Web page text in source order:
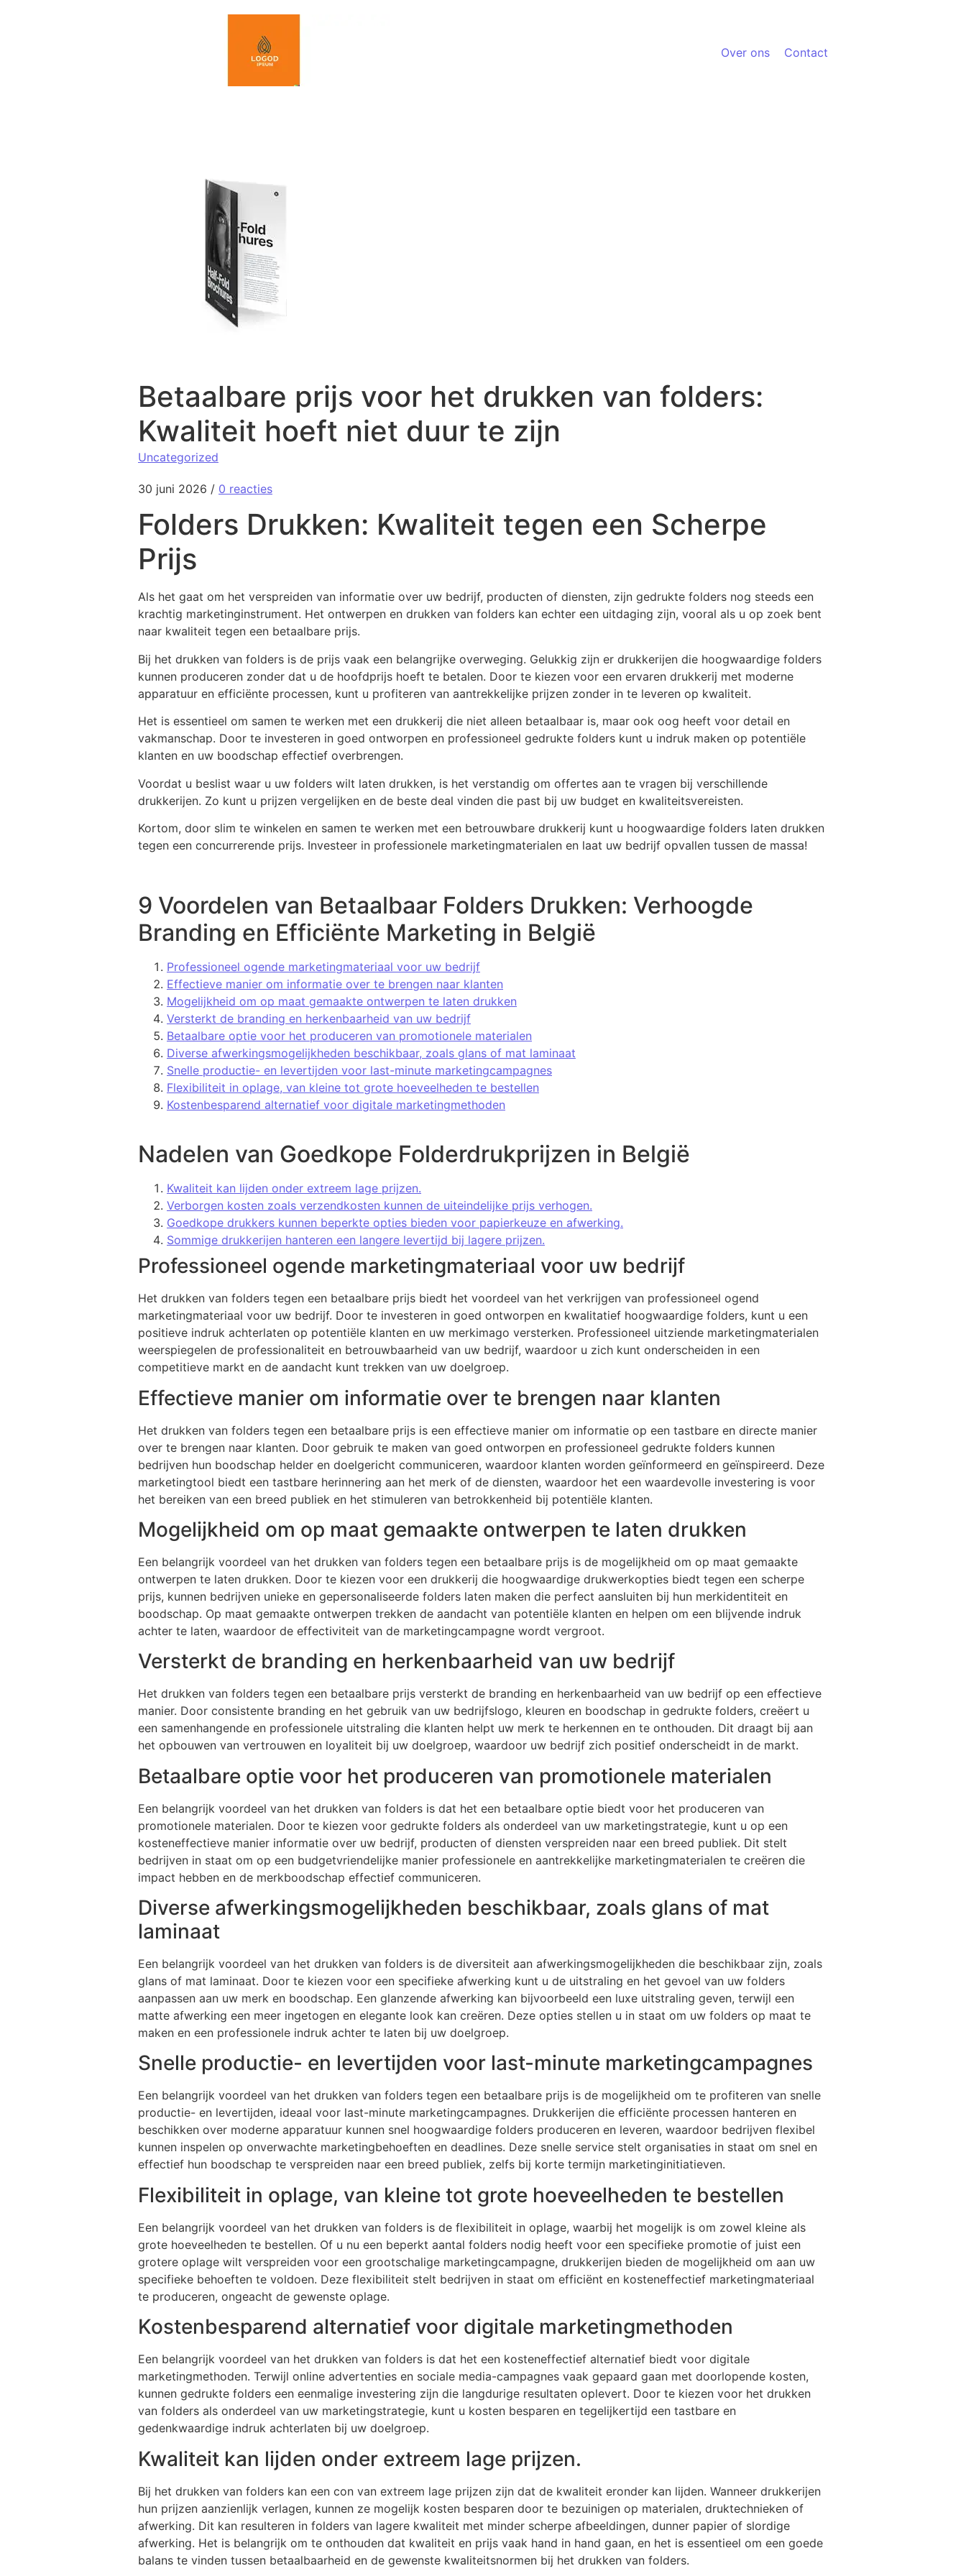
Over ons Contact
Betaalbare prijs voor het drukken van folders:
Kwaliteit hoeft niet duur te zijn
Uncategorized
30 juni 2026 / 0 reacties
Folders Drukken: Kwaliteit tegen een Scherpe
Prijs
Als het gaat om het verspreiden van informatie over uw bedrijf, producten of diensten, zijn gedrukte folders nog steeds een
krachtig marketinginstrument. Het ontwerpen en drukken van folders kan echter een uitdaging zijn, vooral als u op zoek bent
naar kwaliteit tegen een betaalbare prijs.
Bij het drukken van folders is de prijs vaak een belangrijke overweging. Gelukkig zijn er drukkerijen die hoogwaardige folders
kunnen produceren zonder dat u de hoofdprijs hoeft te betalen. Door te kiezen voor een ervaren drukkerij met moderne
apparatuur en efficiënte processen, kunt u profiteren van aantrekkelijke prijzen zonder in te leveren op kwaliteit.
Het is essentieel om samen te werken met een drukkerij die niet alleen betaalbaar is, maar ook oog heeft voor detail en
vakmanschap. Door te investeren in goed ontworpen en professioneel gedrukte folders kunt u indruk maken op potentiële
klanten en uw boodschap effectief overbrengen.
Voordat u beslist waar u uw folders wilt laten drukken, is het verstandig om offertes aan te vragen bij verschillende
drukkerijen. Zo kunt u prijzen vergelijken en de beste deal vinden die past bij uw budget en kwaliteitsvereisten.
Kortom, door slim te winkelen en samen te werken met een betrouwbare drukkerij kunt u hoogwaardige folders laten drukken
tegen een concurrerende prijs. Investeer in professionele marketingmaterialen en laat uw bedrijf opvallen tussen de massa!
9 Voordelen van Betaalbaar Folders Drukken: Verhoogde
Branding en Efficiënte Marketing in België
Professioneel ogende marketingmateriaal voor uw bedrijf
Effectieve manier om informatie over te brengen naar klanten
Mogelijkheid om op maat gemaakte ontwerpen te laten drukken
Versterkt de branding en herkenbaarheid van uw bedrijf
Betaalbare optie voor het produceren van promotionele materialen
Diverse afwerkingsmogelijkheden beschikbaar, zoals glans of mat laminaat
Snelle productie- en levertijden voor last-minute marketingcampagnes
Flexibiliteit in oplage, van kleine tot grote hoeveelheden te bestellen
Kostenbesparend alternatief voor digitale marketingmethoden
Nadelen van Goedkope Folderdrukprijzen in België
Kwaliteit kan lijden onder extreem lage prijzen.
Verborgen kosten zoals verzendkosten kunnen de uiteindelijke prijs verhogen.
Goedkope drukkers kunnen beperkte opties bieden voor papierkeuze en afwerking.
Sommige drukkerijen hanteren een langere levertijd bij lagere prijzen.
Professioneel ogende marketingmateriaal voor uw bedrijf
Het drukken van folders tegen een betaalbare prijs biedt het voordeel van het verkrijgen van professioneel ogend
marketingmateriaal voor uw bedrijf. Door te investeren in goed ontworpen en kwalitatief hoogwaardige folders, kunt u een
positieve indruk achterlaten op potentiële klanten en uw merkimago versterken. Professioneel uitziende marketingmaterialen
weerspiegelen de professionaliteit en betrouwbaarheid van uw bedrijf, waardoor u zich kunt onderscheiden in een
competitieve markt en de aandacht kunt trekken van uw doelgroep.
Effectieve manier om informatie over te brengen naar klanten
Het drukken van folders tegen een betaalbare prijs is een effectieve manier om informatie op een tastbare en directe manier
over te brengen naar klanten. Door gebruik te maken van goed ontworpen en professioneel gedrukte folders kunnen
bedrijven hun boodschap helder en doelgericht communiceren, waardoor klanten worden geïnformeerd en geïnspireerd. Deze
marketingtool biedt een tastbare herinnering aan het merk of de diensten, waardoor het een waardevolle investering is voor
het bereiken van een breed publiek en het stimuleren van betrokkenheid bij potentiële klanten.
Mogelijkheid om op maat gemaakte ontwerpen te laten drukken
Een belangrijk voordeel van het drukken van folders tegen een betaalbare prijs is de mogelijkheid om op maat gemaakte
ontwerpen te laten drukken. Door te kiezen voor een drukkerij die hoogwaardige drukwerkopties biedt tegen een scherpe
prijs, kunnen bedrijven unieke en gepersonaliseerde folders laten maken die perfect aansluiten bij hun merkidentiteit en
boodschap. Op maat gemaakte ontwerpen trekken de aandacht van potentiële klanten en helpen om een blijvende indruk
achter te laten, waardoor de effectiviteit van de marketingcampagne wordt vergroot.
Versterkt de branding en herkenbaarheid van uw bedrijf
Het drukken van folders tegen een betaalbare prijs versterkt de branding en herkenbaarheid van uw bedrijf op een effectieve
manier. Door consistente branding en het gebruik van uw bedrijfslogo, kleuren en boodschap in gedrukte folders, creëert u
een samenhangende en professionele uitstraling die klanten helpt uw merk te herkennen en te onthouden. Dit draagt bij aan
het opbouwen van vertrouwen en loyaliteit bij uw doelgroep, waardoor uw bedrijf zich positief onderscheidt in de markt.
Betaalbare optie voor het produceren van promotionele materialen
Een belangrijk voordeel van het drukken van folders is dat het een betaalbare optie biedt voor het produceren van
promotionele materialen. Door te kiezen voor gedrukte folders als onderdeel van uw marketingstrategie, kunt u op een
kosteneffectieve manier informatie over uw bedrijf, producten of diensten verspreiden naar een breed publiek. Dit stelt
bedrijven in staat om op een budgetvriendelijke manier professionele en aantrekkelijke marketingmaterialen te creëren die
impact hebben en de merkboodschap effectief communiceren.
Diverse afwerkingsmogelijkheden beschikbaar, zoals glans of mat
laminaat
Een belangrijk voordeel van het drukken van folders is de diversiteit aan afwerkingsmogelijkheden die beschikbaar zijn, zoals
glans of mat laminaat. Door te kiezen voor een specifieke afwerking kunt u de uitstraling en het gevoel van uw folders
aanpassen aan uw merk en boodschap. Een glanzende afwerking kan bijvoorbeeld een luxe uitstraling geven, terwijl een
matte afwerking een meer ingetogen en elegante look kan creëren. Deze opties stellen u in staat om uw folders op maat te
maken en een professionele indruk achter te laten bij uw doelgroep.
Snelle productie- en levertijden voor last-minute marketingcampagnes
Een belangrijk voordeel van het drukken van folders tegen een betaalbare prijs is de mogelijkheid om te profiteren van snelle
productie- en levertijden, ideaal voor last-minute marketingcampagnes. Drukkerijen die efficiënte processen hanteren en
beschikken over moderne apparatuur kunnen snel hoogwaardige folders produceren en leveren, waardoor bedrijven flexibel
kunnen inspelen op onverwachte marketingbehoeften en deadlines. Deze snelle service stelt organisaties in staat om snel en
effectief hun boodschap te verspreiden naar een breed publiek, zelfs bij korte termijn marketinginitiatieven.
Flexibiliteit in oplage, van kleine tot grote hoeveelheden te bestellen
Een belangrijk voordeel van het drukken van folders is de flexibiliteit in oplage, waarbij het mogelijk is om zowel kleine als
grote hoeveelheden te bestellen. Of u nu een beperkt aantal folders nodig heeft voor een specifieke promotie of juist een
grotere oplage wilt verspreiden voor een grootschalige marketingcampagne, drukkerijen bieden de mogelijkheid om aan uw
specifieke behoeften te voldoen. Deze flexibiliteit stelt bedrijven in staat om efficiënt en kosteneffectief marketingmateriaal
te produceren, ongeacht de gewenste oplage.
Kostenbesparend alternatief voor digitale marketingmethoden
Een belangrijk voordeel van het drukken van folders is dat het een kosteneffectief alternatief biedt voor digitale
marketingmethoden. Terwijl online advertenties en sociale media-campagnes vaak gepaard gaan met doorlopende kosten,
kunnen gedrukte folders een eenmalige investering zijn die langdurige resultaten oplevert. Door te kiezen voor het drukken
van folders als onderdeel van uw marketingstrategie, kunt u kosten besparen en tegelijkertijd een tastbare en
gedenkwaardige indruk achterlaten bij uw doelgroep.
Kwaliteit kan lijden onder extreem lage prijzen.
Bij het drukken van folders kan een con van extreem lage prijzen zijn dat de kwaliteit eronder kan lijden. Wanneer drukkerijen
hun prijzen aanzienlijk verlagen, kunnen ze mogelijk kosten besparen door te bezuinigen op materialen, druktechnieken of
afwerking. Dit kan resulteren in folders van lagere kwaliteit met minder scherpe afbeeldingen, dunner papier of slordige
afwerking. Het is belangrijk om te onthouden dat kwaliteit en prijs vaak hand in hand gaan, en het is essentieel om een goede
balans te vinden tussen betaalbaarheid en de gewenste kwaliteitsnormen bij het drukken van folders.